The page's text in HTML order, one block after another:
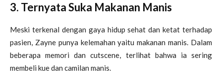
3. Ternyata Suka Makanan Manis
Meski terkenal dengan gaya hidup sehat dan ketat terhadap
pasien, Zayne punya kelemahan yaitu makanan manis. Dalam
beberapa memori dan cutscene, terlihat bahwa ia sering
membeli kue dan camilan manis.